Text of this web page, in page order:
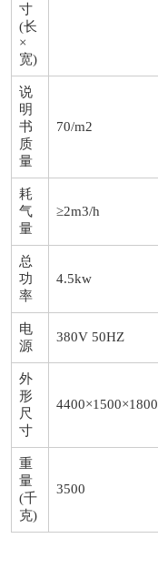
寸
(长
×
宽)
说
明
书
质
量
70/m2
耗
气
量
≥2m3/h
总
功
率
4.5kw
电
源
380V 50HZ
外
形
尺
寸
4400×1500×1800
重
量
(千
克)
3500